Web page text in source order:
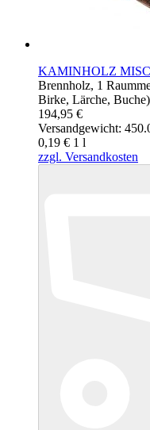
KAMINHOLZ
Brennholz, 1
Birke, Lärche,
194,95 €
Versandgewicht:
0,19 € 1 l
zzgl. Versandkosten